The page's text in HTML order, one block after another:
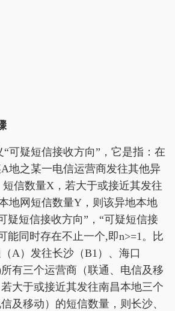
可疑短信接收方向”，它是指：在
地之某一电信运营商发往其他异
信数量X，若大于或接近其发往
地网短信数量Y，则该异地本地
疑短信接收方向”，“可疑短信接
能同时存在不止一个,即n>=1。比
A）发往长沙（B1）、海口
所有三个运营商（联通、电信及移
大于或接近其发往南昌本地三个
及移动）的短信数量，则长沙、